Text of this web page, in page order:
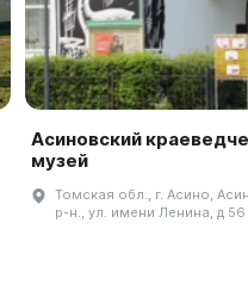
Асиновский
музей
Томская обл., г. Асино,
р-н., ул. имени Ленина, д 56